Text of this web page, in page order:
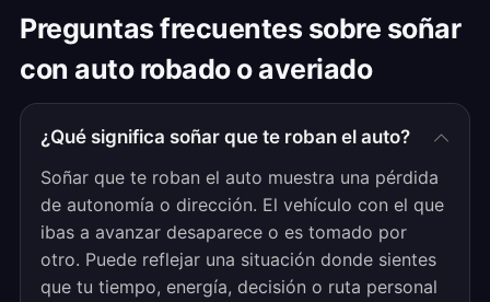
Preguntas frecuentes sobre soñar
con auto robado o averiado
¿Qué significa soñar que te roban el auto?
Soñar que te roban el auto muestra una pérdida
de autonomía o dirección. El vehículo con el que
ibas a avanzar desaparece o es tomado por
otro. Puede reflejar una situación donde sientes
que tu tiempo, energía, decisión o ruta personal